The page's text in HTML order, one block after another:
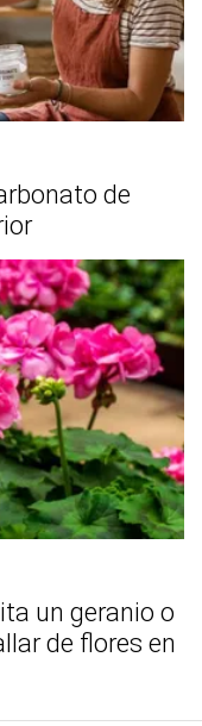
de
un geranio o
de flores en